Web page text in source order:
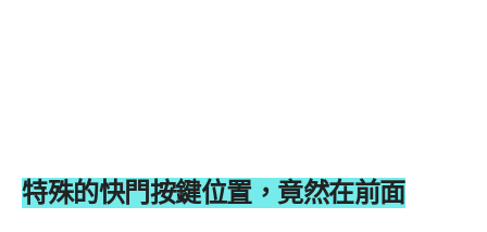
特殊的快門按鍵位置，竟然在前面